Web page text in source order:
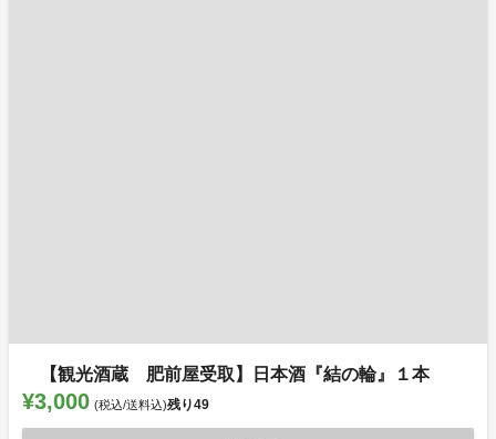
【観光酒蔵 肥前屋受取】日本酒『結の輪』１本
¥3,000 (税込/送料込)残り49